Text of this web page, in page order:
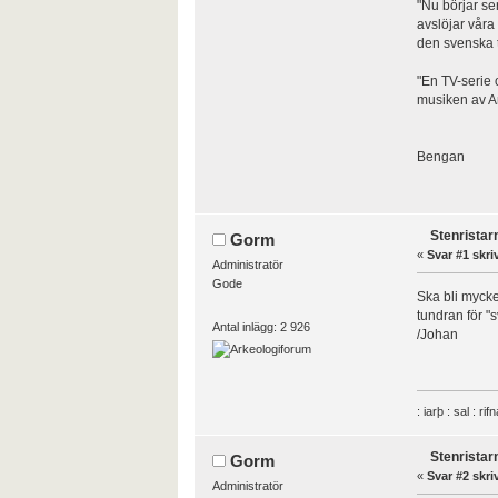
"Nu börjar
avslöjar våra
den svenska
"En TV-serie
musiken av
Bengan
Gorm
Administratör
Gode
Antal inlägg: 2 926
« Svar #1
Ska bli
tundran för
/Johan
: iarþ : sal :
Gorm
Administratör
« Svar #2